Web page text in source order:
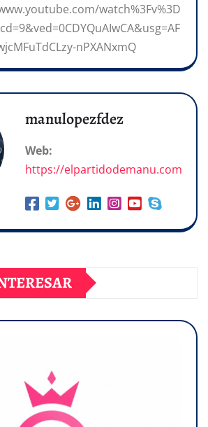
watch%3Fv%3D
nPXANxmQ
manulopezfdez
Web:
https://elpartidodemanu.com